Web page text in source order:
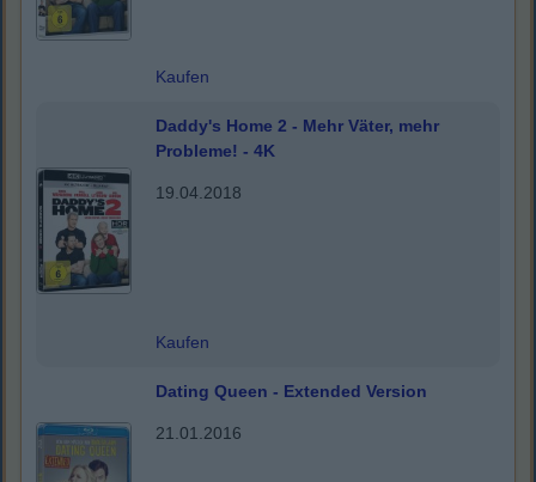
Kaufen
Daddy's Home 2 - Mehr Väter, mehr
Probleme! - 4K
19.04.2018
Kaufen
Dating Queen - Extended Version
21.01.2016